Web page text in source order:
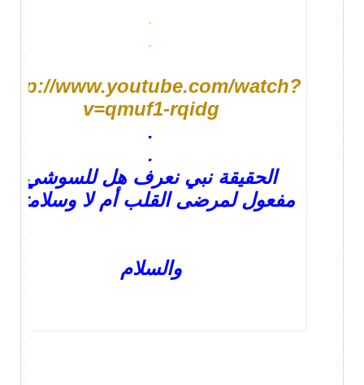
.
.
http://www.youtube.com/watch?
v=qmuf1-rqidg
.
.
الحقيقة نبي نعرف هل للسوشي
مفعول لمرضى القلب أم لا وسلامتك
والسلام